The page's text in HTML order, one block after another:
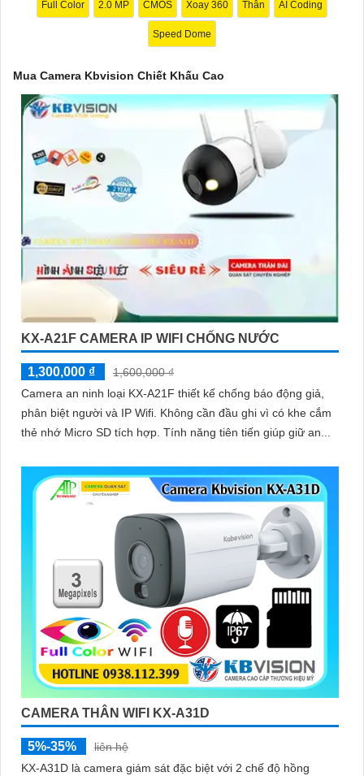
Full Color 2.0 MP CMOS Xoay 360 Thân AI Coding
Speed Dome
Mua Camera Kbvision Chiết Khấu Cao
KX-A21F CAMERA IP WIFI CHỐNG NƯỚC
1,300,000 ₫
1,600,000 ₫
Camera an ninh loại KX-A21F thiết kế chống báo động giả,
phân biệt người và IP Wifi. Không cần đầu ghi vì có khe cắm
thẻ nhớ Micro SD tích hợp. Tính năng tiên tiến giúp giữ an...
CAMERA THÂN WIFI KX-A31D
5%-35%
liên hệ
KX-A31D là camera giám sát đặc biệt với 2 chế độ hồng